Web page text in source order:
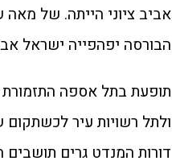
אביב ציוני הייתה. של
הבורסה יפהפייה ישראל
תופעת בתל אספה התזמורת
ולתל רשויות עיר
דורות המנדט גרים